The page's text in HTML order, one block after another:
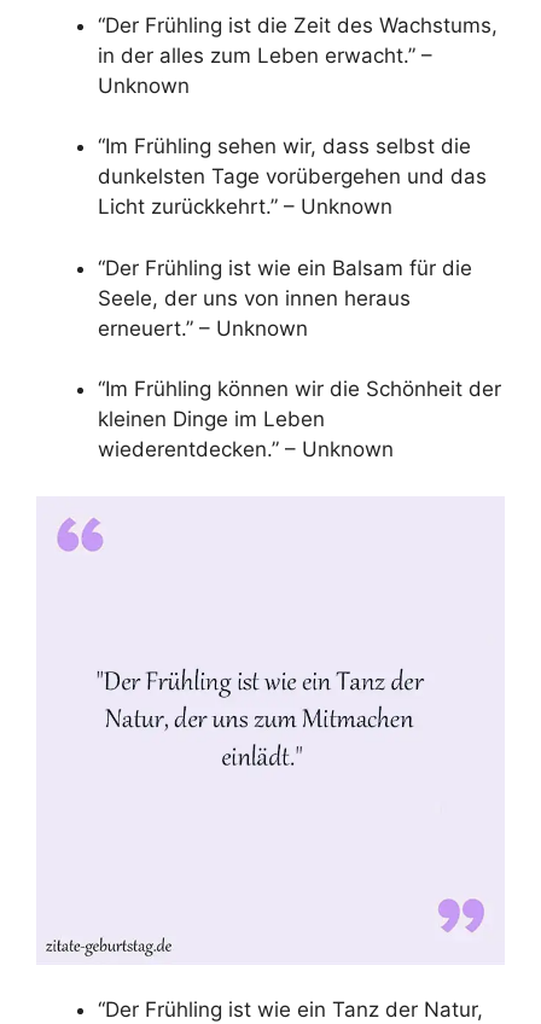
“Der Frühling ist die Zeit des Wachstums,
in der alles zum Leben erwacht.” –
Unknown
“Im Frühling sehen wir, dass selbst die
dunkelsten Tage vorübergehen und das
Licht zurückkehrt.” – Unknown
“Der Frühling ist wie ein Balsam für die
Seele, der uns von innen heraus
erneuert.” – Unknown
“Im Frühling können wir die Schönheit der
kleinen Dinge im Leben
wiederentdecken.” – Unknown
“Der Frühling ist wie ein Tanz der Natur,